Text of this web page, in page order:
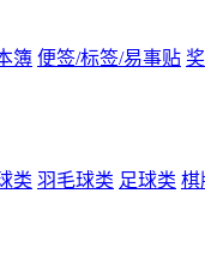
簿 便签/标签/易事贴
类 羽毛球类 足球类 棋